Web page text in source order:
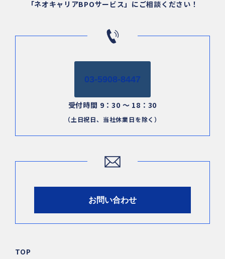
「ネオキャリアBPOサービス」にご相談ください！
03-5908-8447
受付時間 9：30 ～ 18：30
（土日祝日、当社休業日を除く）
お問い合わせ
TOP